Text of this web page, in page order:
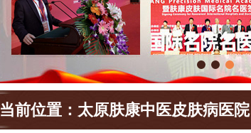
当前位置： 太原肤康中医皮肤病医院